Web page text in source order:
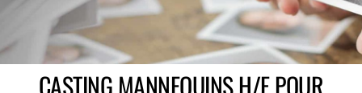
CASTING MANNEQUINS H/F POUR